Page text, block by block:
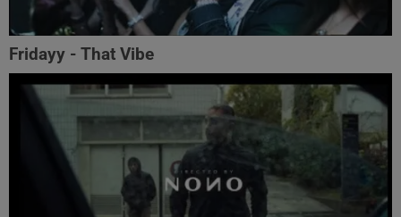
Fridayy - That Vibe